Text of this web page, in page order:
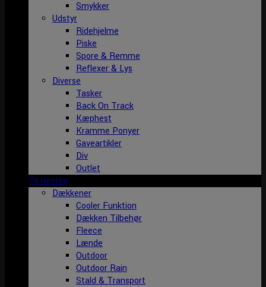
Smykker
Udstyr
Ridehjelme
Piske
Spore & Remme
Reflexer & Lys
Diverse
Tasker
Back On Track
Kæphest
Kramme Ponyer
Gaveartikler
Div
Outlet
Til Hesten
Dækkener
Cooler Funktion
Dækken Tilbehør
Fleece
Lænde
Outdoor
Outdoor Rain
Stald & Transport